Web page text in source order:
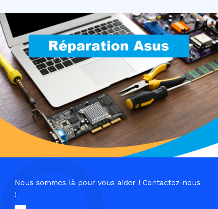
Nous sommes là pour vous aider ! Contactez-nous
!